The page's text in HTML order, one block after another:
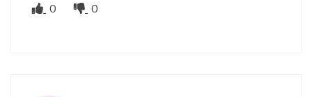
0 0